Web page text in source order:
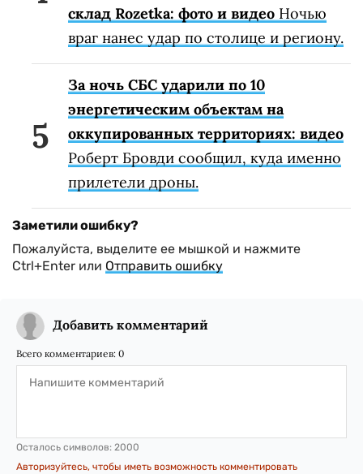
склад Rozetka: фото и видео Ночью
враг нанес удар по столице и региону.
За ночь СБС ударили по 10
энергетическим объектам на
оккупированных территориях: видео
Роберт Бровди сообщил, куда именно
прилетели дроны.
Заметили ошибку?
Пожалуйста, выделите ее мышкой и нажмите
Ctrl+Enter или Отправить ошибку
Добавить комментарий
Всего комментариев: 0
Осталось символов: 2000
Авторизуйтесь, чтобы иметь возможность комментировать